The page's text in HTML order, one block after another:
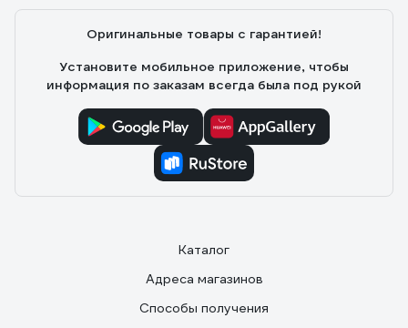
Оригинальные товары с гарантией!
Установите мобильное приложение, чтобы
информация по заказам всегда была под рукой
Каталог
Адреса магазинов
Способы получения